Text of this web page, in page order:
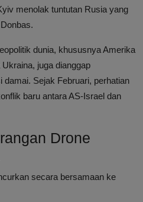
menolak tuntutan Rusia yang
dunia, khususnya Amerika
juga dianggap
Sejak Februari, perhatian
baru antara AS-Israel dan
Drone
secara bersamaan ke